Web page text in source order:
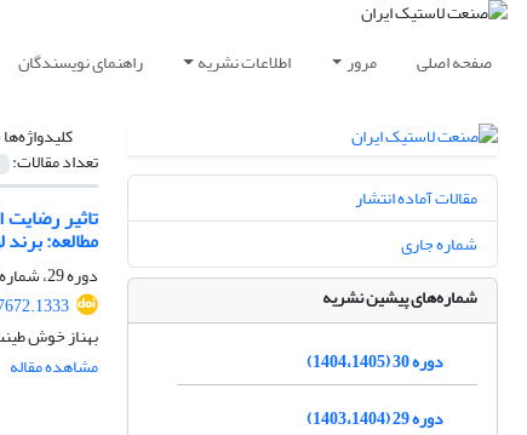
صفحه اصلی مرور اطلاعات نشریه راهنمای نویسندگان
تعداد مقالات:
تاثیر
مطالعه:
دوره 29، شماره 118، تابستان 1404، صفحه
بهناز خوش
مشاهده مقاله
مقالات آماده انتشار
شماره جاری
شماره‌های پیشین نشریه
دوره 30 (1404،1405)
دوره 29 (1403،1404)